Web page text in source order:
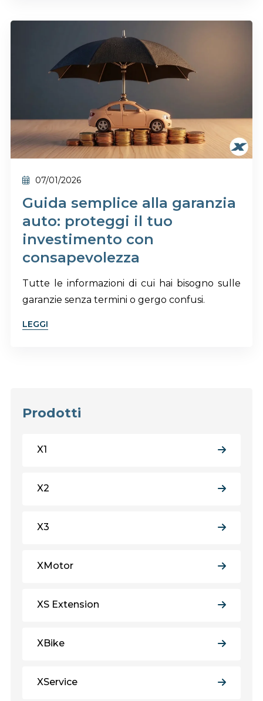
07/01/2026
Guida semplice alla garanzia
auto: proteggi il tuo
investimento con
consapevolezza
Tutte le informazioni di cui hai bisogno sulle
garanzie senza termini o gergo confusi.
LEGGI
Prodotti
X1
X2
X3
XMotor
XS Extension
XBike
XService